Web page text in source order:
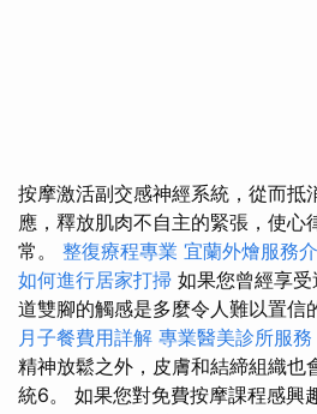
按摩激活副交感神經系統，從而抵
應，釋放肌肉不自主的緊張，使心
常。 整復療程專業 宜蘭外燴服務
如何進行居家打掃 如果您曾經享
道雙腳的觸感是多麼令人難以置信
月子餐費用詳解 專業醫美診所服務
精神放鬆之外，皮膚和結締組織也
統6。 如果您對免費按摩課程感興